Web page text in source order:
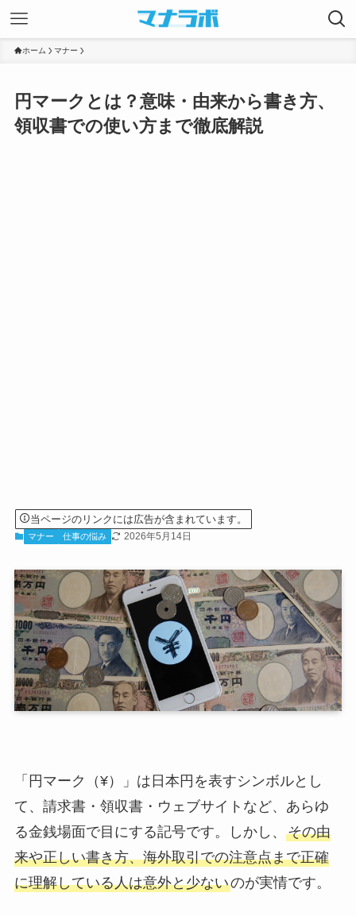
ホーム マナー
円マークとは？意味・由来から書き方、
領収書での使い方まで徹底解説
当ページのリンクには広告が含まれています。
マナー 仕事の悩み 2026年5月14日
「円マーク（¥）」は日本円を表すシンボルとし
て、請求書・領収書・ウェブサイトなど、あらゆ
る金銭場面で目にする記号です。しかし、 その由
来や正しい書き方、海外取引での注意点まで正確
に理解している人は意外と少ないのが実情です。